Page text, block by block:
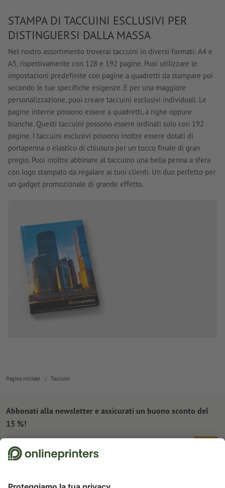
STAMPA DI TACCUINI ESCLUSIVI PER
DISTINGUERSI DALLA MASSA
Nel nostro assortimento troverai taccuini in diversi formati: A4 e
A5, rispettivamente con 128 e 192 pagine. Puoi utilizzare le
impostazioni predefinite con pagine a quadretti da stampare poi
secondo le tue specifiche esigenze. E per una maggiore
personalizzazione, puoi creare taccuini esclusivi individuali. Le
pagine interne possono essere a quadretti, a righe oppure
bianche. Questi taccuini possono essere ordinati solo con 192
pagine. I taccuini esclusivi possono inoltre essere dotati di
portapenna o elastico di chiusura per un tocco finale di gran
pregio. Puoi inoltre abbinare al taccuino una bella penna a sfera
con logo stampato da regalare ai tuoi clienti. Un duo perfetto per
un gadget promozionale di grande effetto.
Pagina iniziale Taccuini
Abbonati alla newsletter e assicurati un buono sconto del
15 %!